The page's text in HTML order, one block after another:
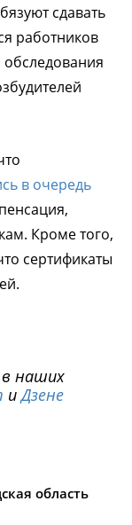
сдавать
работников
в очередь
Кроме того,
сертификаты
наших
иДзене
область